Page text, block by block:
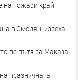
на пожари край
в Смолян, иззеха
по пътя за Маказа
празничната